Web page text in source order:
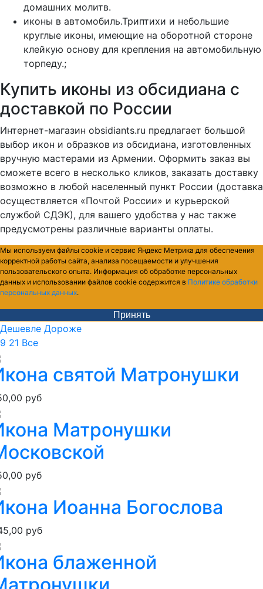
домашних молитв.
иконы в автомобиль.Триптихи и небольшие
круглые иконы, имеющие на оборотной стороне
клейкую основу для крепления на автомобильную
торпеду.;
Купить иконы из обсидиана с
доставкой по России
Интернет-магазин obsidiants.ru предлагает большой
выбор икон и образков из обсидиана, изготовленных
вручную мастерами из Армении. Оформить заказ вы
сможете всего в несколько кликов, заказать доставку
возможно в любой населенный пункт России (доставка
осуществляется «Почтой России» и курьерской
службой СДЭК), для вашего удобства у нас также
предусмотрены различные варианты оплаты.
Мы используем файлы cookie и сервис Яндекс Метрика для обеспечения
корректной работы сайта, анализа посещаемости и улучшения
пользовательского опыта. Информация об обработке персональных
данных и использовании файлов cookie содержится в Политике обработки
персональных данных.
Принять
Дешевле Дороже
9 21 Все
святой Матронушки
руб
Матронушки
руб
Иоанна Богослова
руб
блаженной